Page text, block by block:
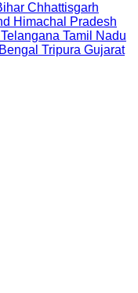
Chhattisgarh
Himachal Pradesh
Telangana Tamil Nadu
Tripura Gujarat